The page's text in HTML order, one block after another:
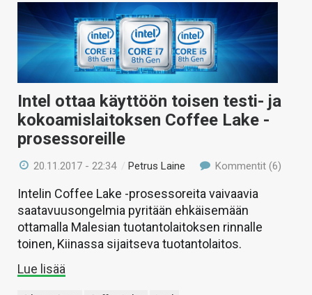
Intel ottaa käyttöön toisen testi- ja
kokoamislaitoksen Coffee Lake -
prosessoreille
20.11.2017 - 22:34 / Petrus Laine Kommentit (6)
Intelin Coffee Lake -prosessoreita vaivaavia
saatavuusongelmia pyritään ehkäisemään
ottamalla Malesian tuotantolaitoksen rinnalle
toinen, Kiinassa sijaitseva tuotantolaitos.
Lue lisää